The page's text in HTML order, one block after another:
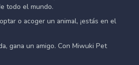
todo el mundo.
o acoger un animal, ¡estás en el
gana un amigo. Con Miwuki Pet